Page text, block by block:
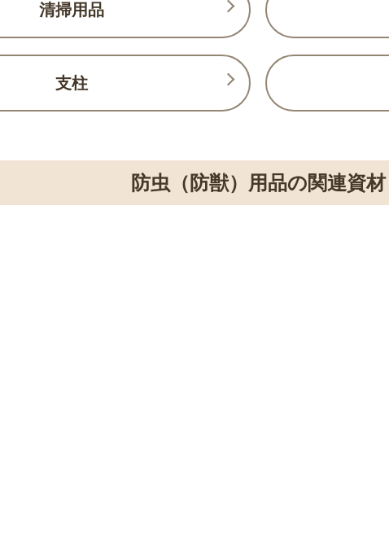
清掃用品
支柱
防虫（防獣）用品の関連資材